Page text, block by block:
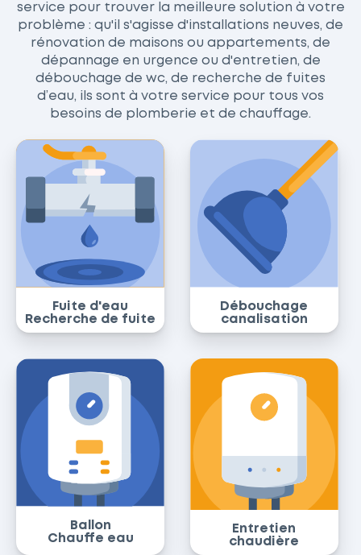
service pour trouver la meilleure solution à votre
problème : qu'il s'agisse d'installations neuves, de
rénovation de maisons ou appartements, de
dépannage en urgence ou d'entretien, de
débouchage de wc, de recherche de fuites
d’eau, ils sont à votre service pour tous vos
besoins de plomberie et de chauffage.
Fuite d'eau
Recherche de fuite
Débouchage
canalisation
Ballon
Chauffe eau
Entretien
chaudière